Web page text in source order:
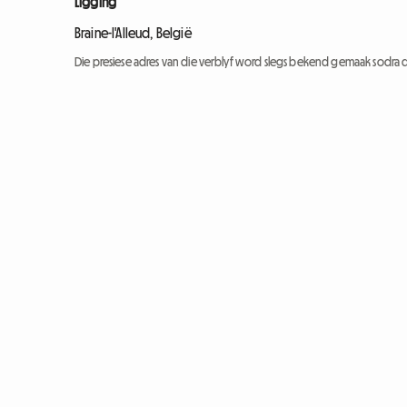
Braine-l'Alleud, België
Die presiese adres van die verblyf word slegs bekend gemaak sodra